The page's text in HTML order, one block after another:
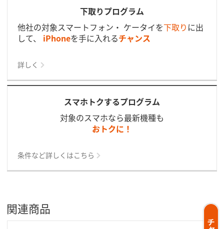
下取りプログラム
他社の対象スマートフォン・ ケータイを下取り に出
して、 iPhoneを手に入れるチャンス
詳しく
スマホトクするプログラム
対象のスマホなら最新機種も
おトクに！
条件など詳しくはこちら
関連商品